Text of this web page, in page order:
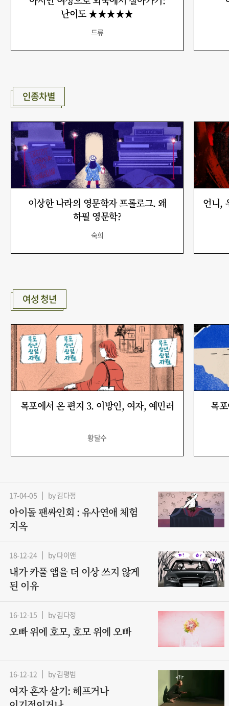
난이도 ★★★★★
드류
인종차별
이상한 나라의 영문학자 프롤로그. 왜
하필 영문학?
숙희
언니,
여성 청년
목포에서 온 편지 3. 이방인, 여자, 예민러
황달수
목
17-04-05 by 김다정
아이돌 팬싸인회 : 유사연애 체험
지옥
18-12-24 by 다이앤
내가 카풀 앱을 더 이상 쓰지 않게
된 이유
16-12-15 by 김다정
오빠 위에 호모, 호모 위에 오빠
16-12-12 by 김평범
여자 혼자 살기: 헤프거나